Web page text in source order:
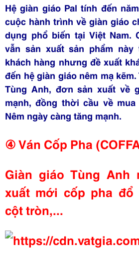
Hệ giàn giáo Pal tính đến
cuộc hành trình về giàn giáo
dụng phổ biến tại Việt Nam.
vẫn sản xuất sản phẩm này
khách hàng nhưng đề xuất
đến hệ giàn giáo nêm mạ
Tùng Anh, đơn sản xuất về
mạnh, đồng thời cầu về
Nêm ngày càng tăng mạnh.
④ Ván Cốp Pha
Giàn giáo Tùng Anh
xuất mới cốp pha đổ
cột tròn,...